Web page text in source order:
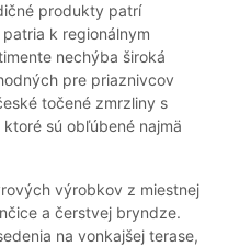
produkty patrí
k regionálnym
nechýba široká
pre priaznivcov
točené zmrzliny s
sú obľúbené najmä
výrobkov z miestnej
a čerstvej bryndze.
na vonkajšej terase,